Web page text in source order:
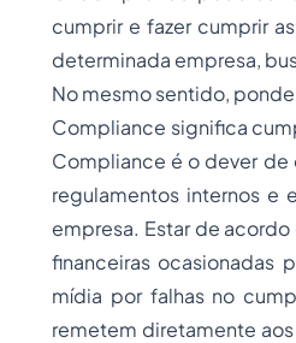
cumprir e fazer cumprir
determinada empresa,
No mesmo sentido,
Compliance significa
Compliance é o dever de
regulamentos internos e
empresa. Estar de
financeiras ocasionadas
mídia por falhas no
remetem diretamente